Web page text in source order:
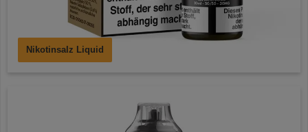
Nikotinsalz Liquid